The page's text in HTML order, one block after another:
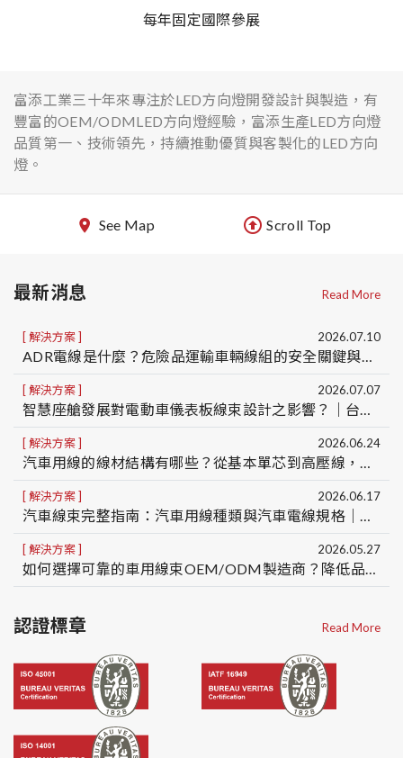
每年固定國際參展
富添工業三十年來專注於LED方向燈開發設計與製造，有
豐富的OEM/ODMLED方向燈經驗，富添生產LED方向燈
品質第一、技術領先，持續推動優質與客製化的LED方向
燈。
See Map Scroll Top
最新消息 Read More
解決方案
ADR電線是什麼？危險品運輸車輛線組的安全關鍵與ADR線組客製化服務｜台灣車用線組製造商OEM/ODM
2026.07.10
解決方案
智慧座艙發展對電動車儀表板線束設計之影響？｜台灣車用線組製造商OEM/ODM
2026.07.07
解決方案
汽車用線的線材結構有哪些？從基本單芯到高壓線，一次看懂5種車用線結構差異
2026.06.24
解決方案
汽車線束完整指南：汽車用線種類與汽車電線規格｜台灣汽車線束製造商 OEM/ODM
2026.06.17
解決方案
如何選擇可靠的車用線束OEM/ODM製造商？降低品質、交期與量產風險的5大關鍵
2026.05.27
認證標章 Read More